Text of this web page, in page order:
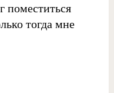
поместиться
тогда мне